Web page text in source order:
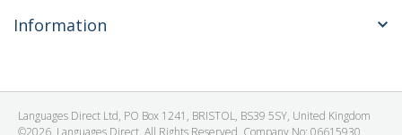
Information
Languages Direct Ltd, PO Box 1241, BRISTOL, BS39 5SY, United Kingdom
©2026. Languages Direct. All Rights Reserved. Company No: 06615930.